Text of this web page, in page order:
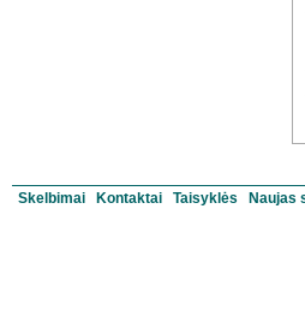
Skelbimai Kontaktai Taisyklės Naujas